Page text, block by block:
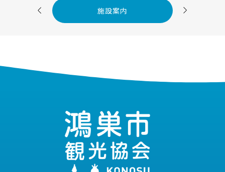
 施設案内 